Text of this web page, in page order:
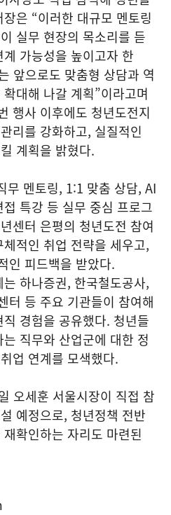
은 “이러한 대규모 멘토링
실무 현장의 목소리를 듣
가능성을 높이고자 한
앞으로도 맞춤형 상담과 역
대해 나갈 계획”이라고며
행사 이후에도 청년도전지
리를 강화하고, 실질적인
계획을 밝혔다.
무 멘토링, 1:1 맞춤 상담, AI
특강 등 실무 중심 프로그
센터 은평의 청년도전 참여
적인 취업 전략을 세우고,
인 피드백을 받았다.
하나증권, 한국철도공사,
터 등 주요 기관들이 참여해
직 경험을 공유했다. 청년들
직무와 산업군에 대한 정
업 연계를 모색했다.
오세훈 서울시장이 직접 참
예정으로, 청년정책 전반
확인하는 자리도 마련된